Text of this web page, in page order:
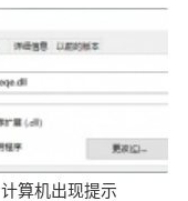
计算机出现提示